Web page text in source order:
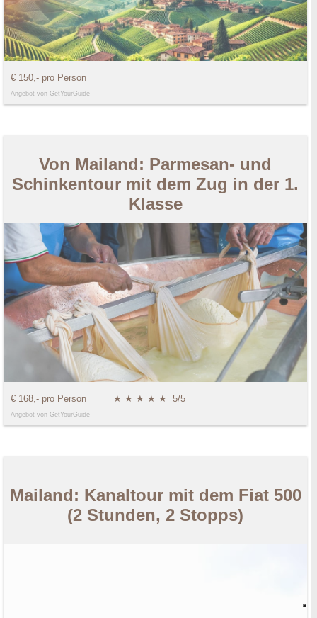
€ 150,- pro Person
Angebot von GetYourGuide
Von Mailand: Parmesan- und
Schinkentour mit dem Zug in der 1.
Klasse
€ 168,- pro Person ★ ★ ★ ★ ★ 5/5
Angebot von GetYourGuide
Mailand: Kanaltour mit dem Fiat 500
(2 Stunden, 2 Stopps)